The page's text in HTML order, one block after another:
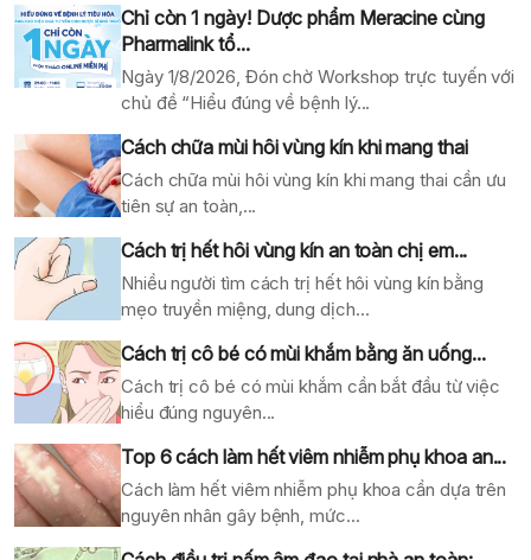
Chỉ còn 1 ngày! Dược phẩm Meracine cùng
Pharmalink tổ...
Ngày 1/8/2026, Đón chờ Workshop trực tuyến với
chủ đề “Hiểu đúng về bệnh lý...
Cách chữa mùi hôi vùng kín khi mang thai
Cách chữa mùi hôi vùng kín khi mang thai cần ưu
tiên sự an toàn,...
Cách trị hết hôi vùng kín an toàn chị em...
Nhiều người tìm cách trị hết hôi vùng kín bằng
mẹo truyền miệng, dung dịch...
Cách trị cô bé có mùi khắm bằng ăn uống...
Cách trị cô bé có mùi khắm cần bắt đầu từ việc
hiểu đúng nguyên...
Top 6 cách làm hết viêm nhiễm phụ khoa an...
Cách làm hết viêm nhiễm phụ khoa cần dựa trên
nguyên nhân gây bệnh, mức...